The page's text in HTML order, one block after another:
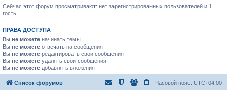
Сейчас этот форум просматривают: нет зарегистрированных пользователей и 1
гость
ПРАВА ДОСТУПА
Вы не можете начинать темы
Вы не можете отвечать на сообщения
Вы не можете редактировать свои сообщения
Вы не можете удалять свои сообщения
Вы не можете добавлять вложения
Список форумов Часовой пояс: UTC+04:00